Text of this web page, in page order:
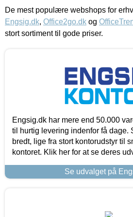
De mest populære webshops for
Engsig.dk, Office2go.dk og
stort sortiment til gode priser.
Engsig.dk har mere end 50.000
til hurtig levering indenfor få dage.
bredt, lige fra stort kontorudstyr til
kontoret. Klik her for at se deres
Se udvalget på